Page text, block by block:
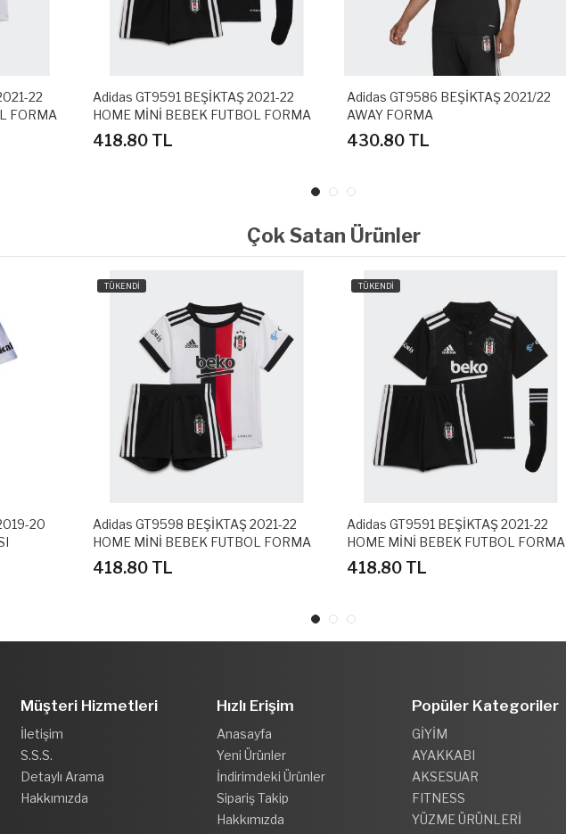
22
FORMA
Adidas GT9591 BEŞİKTAŞ 2021-22
HOME MİNİ BEBEK FUTBOL FORMA
SETİ
418.80 TL
Adidas GT9586 BEŞİKTAŞ 2021/22
AWAY FORMA
430.80 TL
Çok Satan Ürünler
20
TÜKENDİ
Adidas GT9598 BEŞİKTAŞ 2021-22
HOME MİNİ BEBEK FUTBOL FORMA
SETİ
418.80 TL
TÜKENDİ
Adidas GT9591 BEŞİKTAŞ 2021-22
HOME MİNİ BEBEK FUTBOL FORMA
SETİ
418.80 TL
Müşteri Hizmetleri
İletişim
S.S.S.
Detaylı Arama
Hakkımızda
Hızlı Erişim
Anasayfa
Yeni Ürünler
İndirimdeki Ürünler
Sipariş Takip
Hakkımızda
Popüler Kategoriler
GİYİM
AYAKKABI
AKSESUAR
FITNESS
YÜZME ÜRÜNLERİ